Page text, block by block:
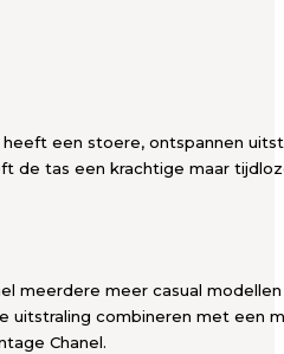
heeft een stoere, ontspannen
de tas een krachtige maar
meerdere meer casual
uitstraling combineren met een
Chanel.